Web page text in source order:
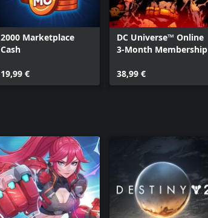
2000 Marketplace
Cash
19,99 €
DC Universe™ Online
3-Month Membership
38,99 €